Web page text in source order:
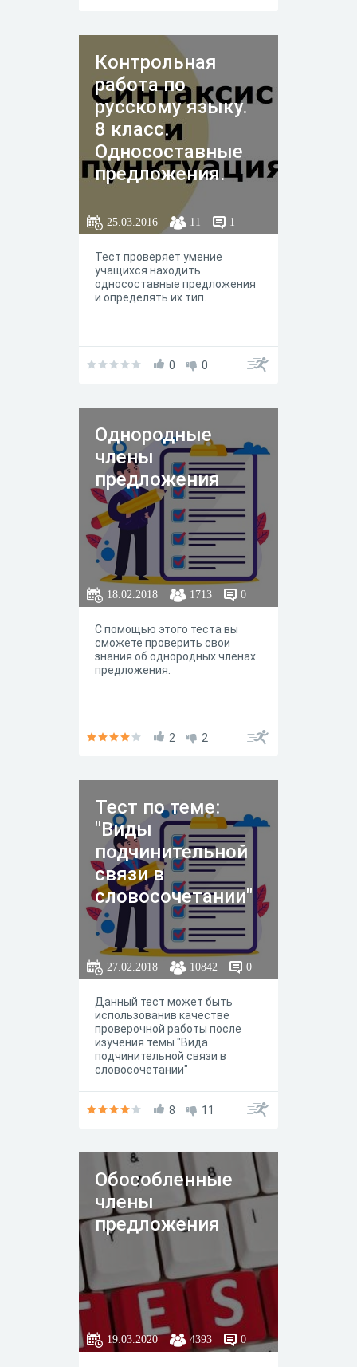
Контрольная
работа по
русскому языку.
8 класс.
Односоставные
предложения.
25.03.2016 11 1
Тест проверяет умение
учащихся находить
односоставные предложения
и определять их тип.
0 0
Однородные
члены
предложения
18.02.2018 1713 0
С помощью этого теста вы
сможете проверить свои
знания об однородных членах
предложения.
2 2
Тест по теме:
"Виды
подчинительной
связи в
словосочетании"
27.02.2018 10842 0
Данный тест может быть
использованив качестве
проверочной работы после
изучения темы "Вида
подчинительной связи в
словосочетании"
8 11
Обособленные
члены
предложения
19.03.2020 4393 0